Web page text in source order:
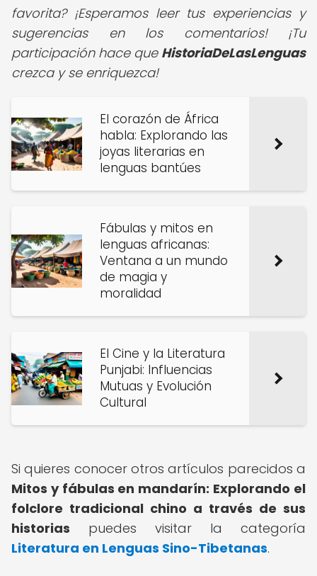
favorita? ¡Esperamos leer tus experiencias y
sugerencias en los comentarios! ¡Tu
participación hace que HistoriaDeLasLenguas
crezca y se enriquezca!
El corazón de África
habla: Explorando las
joyas literarias en
lenguas bantúes
Fábulas y mitos en
lenguas africanas:
Ventana a un mundo
de magia y
moralidad
El Cine y la Literatura
Punjabi: Influencias
Mutuas y Evolución
Cultural
Si quieres conocer otros artículos parecidos a
Mitos y fábulas en mandarín: Explorando el
folclore tradicional chino a través de sus
historias puedes visitar la categoría
Literatura en Lenguas Sino-Tibetanas.